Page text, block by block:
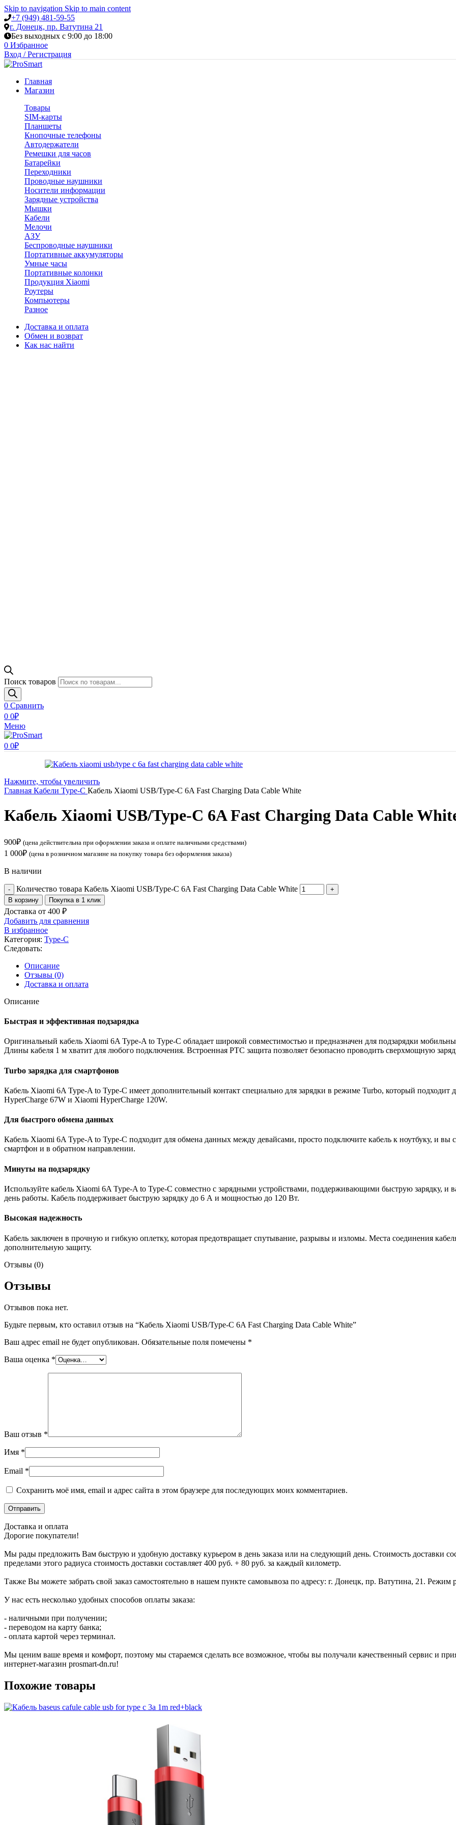
Skip to navigation Skip to main content
+7 (949) 481-59-55
г. Донецк, пр. Ватутина 21
Без выходных с 9:00 до 18:00
0 Избранное
Вход / Регистрация
Главная
Магазин
Товары
SIM-карты
Планшеты
Кнопочные телефоны
Автодержатели
Ремешки для часов
Батарейки
Переходники
Проводные наушники
Носители информации
Зарядные устройства
Мышки
Кабели
Мелочи
АЗУ
Беспроводные наушники
Портативные аккумуляторы
Умные часы
Портативные колонки
Продукция Xiaomi
Роутеры
Компьютеры
Разное
Доставка и оплата
Обмен и возврат
Как нас найти
Поиск товаров
0 Сравнить
0 0₽
Меню
0 0₽
Нажмите, чтобы увеличить
Главная Кабели Type-C Кабель Xiaomi USB/Type-C 6A Fast Charging Data Cable White
Кабель Xiaomi USB/Type-C 6A Fast Charging Data Cable
900₽ (цена действительна при оформлении заказа и оплате наличными средствами)
1 000₽ (цена в розничном магазине на покупку товара без оформления заказа)
В наличии
Количество товара Кабель Xiaomi USB/Type-C 6A Fast Charging Data Cable White
В корзину Покупка в 1 клик
Доставка от 400 ₽
Добавить для сравнения
В избранное
Категория: Type-C
Следовать:
Описание
Отзывы (0)
Доставка и оплата
Описание
Быстрая и эффективная подзарядка
Оригинальный кабель Xiaomi 6A Type-A to Type-C обладает широкой совместимостью и предназначен для подзарядки
Длины кабеля 1 м хватит для любого подключения. Встроенная PTC защита позволяет безопасно проводить сверхмощную
Turbo зарядка для смартфонов
Кабель Xiaomi 6A Type-A to Type-C имеет дополнительный контакт специально для зарядки в режиме Turbo, который
HyperCharge 67W и Xiaomi HyperCharge 120W.
Для быстрого обмена данных
Кабель Xiaomi 6A Type-A to Type-C подходит для обмена данных между девайсами, просто подключите кабель к ноутбуку, и
смартфон и в обратном направлении.
Минуты на подзарядку
Используйте кабель Xiaomi 6A Type-A to Type-C совместно с зарядными устройствами, поддерживающими быструю зарядку, и
день работы. Кабель поддерживает быструю зарядку до 6 А и мощностью до 120 Вт.
Высокая надежность
Кабель заключен в прочную и гибкую оплетку, которая предотвращает спутывание, разрывы и изломы. Места соединения
дополнительную защиту.
Отзывы (0)
Отзывы
Отзывов пока нет.
Будьте первым, кто оставил отзыв на “Кабель Xiaomi USB/Type-C 6A Fast Charging Data Cable White”
Ваш адрес email не будет опубликован. Обязательные поля помечены *
Ваша оценка *
Ваш отзыв *
Имя *
Email *
Сохранить моё имя, email и адрес сайта в этом браузере для последующих моих комментариев.
Доставка и оплата
Дорогие покупатели!
Мы рады предложить Вам быструю и удобную доставку курьером в день заказа или на следующий день. Стоимость доставки
пределами этого радиуса стоимость доставки составляет 400 руб. + 80 руб. за каждый километр.
Также Вы можете забрать свой заказ самостоятельно в нашем пункте самовывоза по адресу: г. Донецк, пр. Ватутина, 21.
У нас есть несколько удобных способов оплаты заказа:
- наличными при получении;
- переводом на карту банка;
- оплата картой через терминал.
Мы ценим ваше время и комфорт, поэтому мы стараемся сделать все возможное, чтобы вы получали качественный сервис и
интернет-магазин prosmart-dn.ru!
Похожие товары